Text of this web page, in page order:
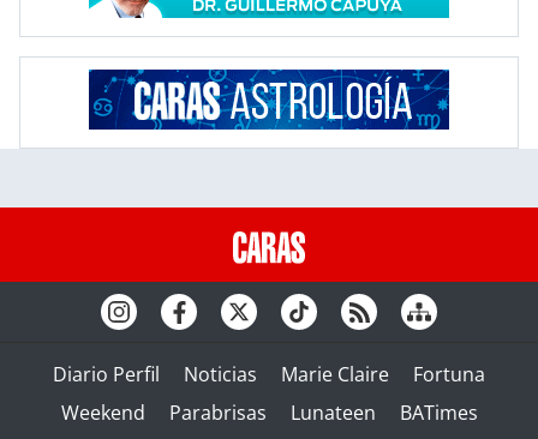
Diario Perfil Noticias Marie Claire
Fortuna
Weekend
Parabrisas Lunateen BATimes